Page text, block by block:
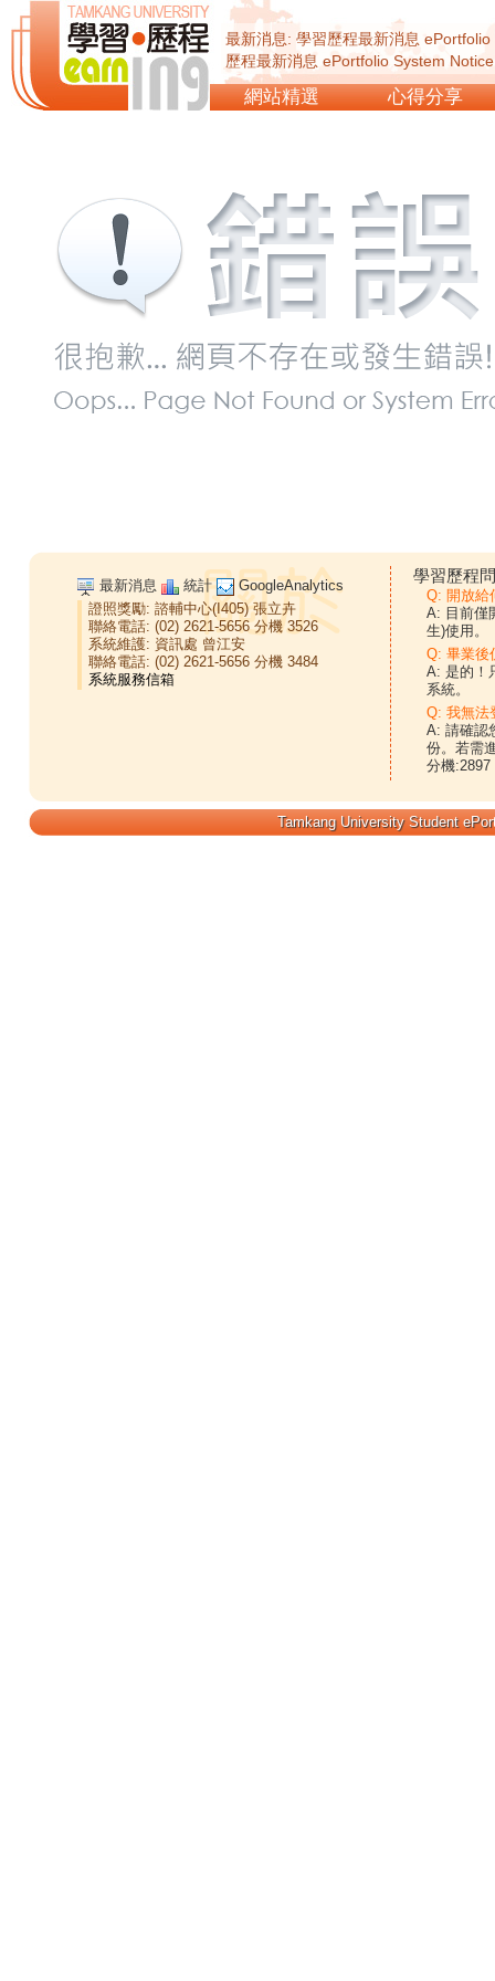
最新消息: 學習歷程最新消息
歷程最新消息 ePortfolio System
ePortfolio System Notice...
網站精選 心得分享
最新消息 統計
GoogleAnalytics
證照獎勵: 諮輔中心(I405)張立卉
聯絡電話: (02) 2621-5656 分機 3526
系統維護: 資訊處 曾江安
聯絡電話: (02) 2621-5656 分機 3484
學習歷程
Q: 開放給
A: 目前僅
生)使用。
Q: 畢業後
A: 是的！
系統。
Q: 我無法
A: 請確認
份。若需
分機:2897
Tamkang University Student